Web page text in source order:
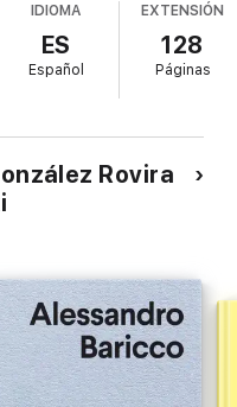
realidad y narración?
de la verdad y los
incluye una entrevista de
los acontecimientos que
dominio colonial, y un
IDIOMA
ES
Español
EXTENSIÓN
128
Páginas
Rovira